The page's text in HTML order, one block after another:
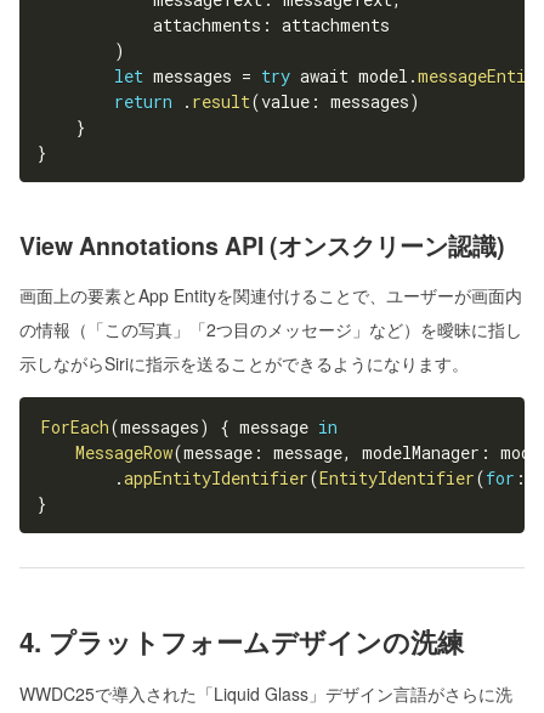
            attachments
: attachments
)
let messages = try await model .
return
. result(value : messages)
}
}
View Annotations API (オンスクリーン認識)
画面上の要素とApp Entityを関連付けることで、ユーザーが画面内
の情報（「この写真」「2つ目のメッセージ」など）を曖昧に指し
示しながらSiriに指示を送ることができるようになります。
ForEach(messages) { message in
MessageRow(message : message, modelManager :
.appEntityIdentifier(EntityIdentifier(for :
}
4. プラットフォームデザインの洗練
WWDC25で導入された「Liquid Glass」デザイン言語がさらに洗